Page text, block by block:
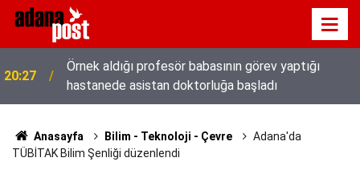
20:20
10 yıl saklanan darbeci Karatepe Muğla’dan böyle
kaçmıştı
Anasayfa Bilim - Teknoloji - Çevre
Adana'da
TÜBİTAK Bilim Şenliği düzenlendi